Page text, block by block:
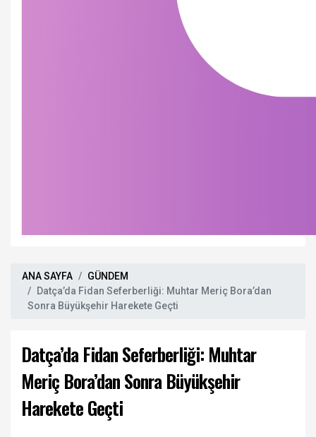
ANA SAYFA
GÜNDEM
Datça’da Fidan Seferberliği: Muhtar Meriç Bora’dan
Sonra Büyükşehir Harekete Geçti
Datça’da Fidan Seferberliği: Muhtar
Meriç Bora’dan Sonra Büyükşehir
Harekete Geçti